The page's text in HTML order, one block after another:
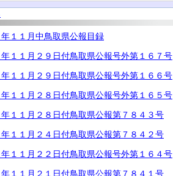
１１月中鳥取県公報目録
１１月２９日付鳥取県公報号外第１６７号
１１月２９日付鳥取県公報号外第１６６号
１１月２８日付鳥取県公報号外第１６５号
１１月２８日付鳥取県公報第７８４３号
１１月２４日付鳥取県公報第７８４２号
１１月２２日付鳥取県公報号外第１６４号
１１月２１日付鳥取県公報第７８４１号